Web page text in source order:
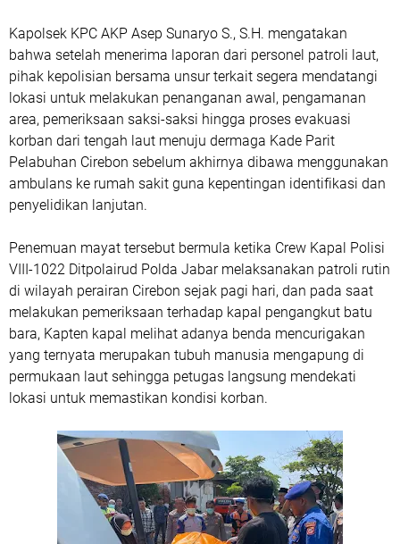
Kapolsek KPC AKP Asep Sunaryo S., S.H. mengatakan
bahwa setelah menerima laporan dari personel patroli laut,
pihak kepolisian bersama unsur terkait segera mendatangi
lokasi untuk melakukan penanganan awal, pengamanan
area, pemeriksaan saksi-saksi hingga proses evakuasi
korban dari tengah laut menuju dermaga Kade Parit
Pelabuhan Cirebon sebelum akhirnya dibawa menggunakan
ambulans ke rumah sakit guna kepentingan identifikasi dan
penyelidikan lanjutan.
Penemuan mayat tersebut bermula ketika Crew Kapal Polisi
VIII-1022 Ditpolairud Polda Jabar melaksanakan patroli rutin
di wilayah perairan Cirebon sejak pagi hari, dan pada saat
melakukan pemeriksaan terhadap kapal pengangkut batu
bara, Kapten kapal melihat adanya benda mencurigakan
yang ternyata merupakan tubuh manusia mengapung di
permukaan laut sehingga petugas langsung mendekati
lokasi untuk memastikan kondisi korban.